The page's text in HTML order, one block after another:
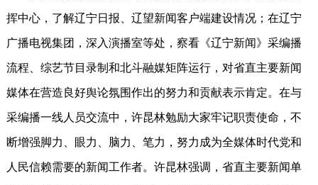
挥中心，了解辽宁日报、辽望新闻客户端建设情况；在辽宁
广播电视集团，深入演播室等处，察看《辽宁新闻》采编播
流程、综艺节目录制和北斗融媒矩阵运行，对省直主要新闻
媒体在营造良好舆论氛围作出的努力和贡献表示肯定。在与
采编播一线人员交流中，许昆林勉励大家牢记职责使命，不
断增强脚力、眼力、脑力、笔力，努力成为全媒体时代党和
人民信赖需要的新闻工作者。许昆林强调，省直主要新闻单